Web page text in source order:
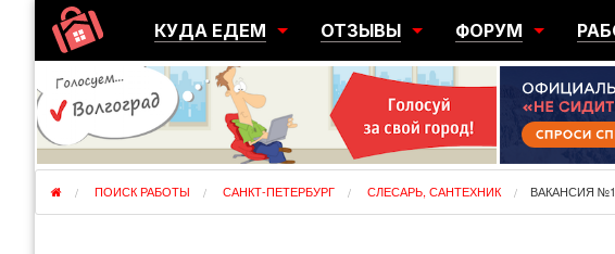
КУДА ЕДЕМ
ГОРОДА
РЕГИОНЫ
ОТЗЫВЫ
ПЕРЕЕЗДЫ
ЭМИГРАЦИЯ
ФОРУМ
ЮЖНЫЙ
ПОИСК РАБОТЫ САНКТ-ПЕТЕРБУРГ СЛЕСАРЬ, САНТЕХНИК ВАКАНСИЯ